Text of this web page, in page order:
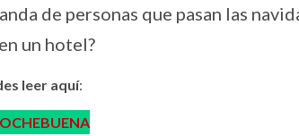
de personas que pasan las
un hotel?
leer aquí: